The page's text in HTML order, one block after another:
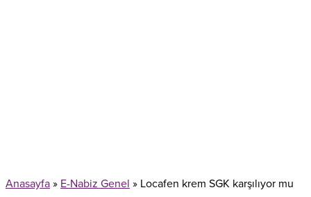
Anasayfa » E-Nabiz Genel » Locafen krem SGK karşılıyor mu